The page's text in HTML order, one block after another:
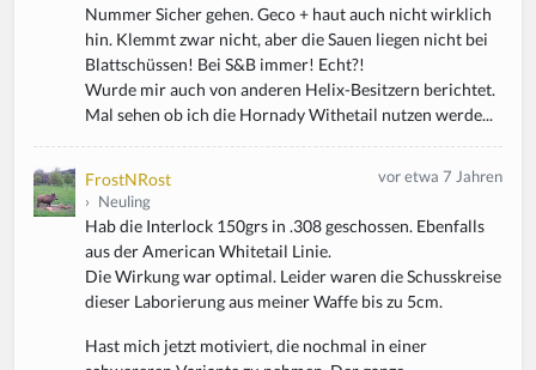
Nummer Sicher gehen. Geco + haut auch nicht wirklich
hin. Klemmt zwar nicht, aber die Sauen liegen nicht bei
Blattschüssen! Bei S&B immer! Echt?!
Wurde mir auch von anderen Helix-Besitzern berichtet.
Mal sehen ob ich die Hornady Withetail nutzen werde...
FrostNRost
› Neuling
vor etwa 7 Jahren
Hab die Interlock 150grs in .308 geschossen. Ebenfalls
aus der American Whitetail Linie.
Die Wirkung war optimal. Leider waren die Schusskreise
dieser Laborierung aus meiner Waffe bis zu 5cm.
Hast mich jetzt motiviert, die nochmal in einer